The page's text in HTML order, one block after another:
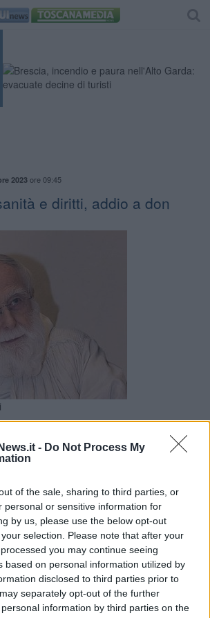
- Do Not Process My
of the sale, sharing to third parties, or
personal or sensitive information for
by us, please use the below opt-out
selection. Please note that after your
you may continue seeing
based on personal information utilized by
disclosed to third parties prior to
separately opt-out of the further
information by third parties on the
2023ore 09:45
e diritti, addio a don
sacerdozio era divenuto punto di
i confini della sua comunità. Don Reno
a 99 anni
celebrato i suoi 75 anni di sacerdozio,
fianco dei più deboli per difendere diritti e
solo. E' morto a 99 annidon Reno
di tante battaglie per i diritti collettivi